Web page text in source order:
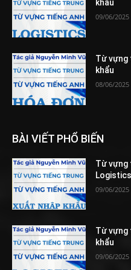
khẩu
09/06/2025
Từ vựng
khẩu
08/06/2025
BÀI VIẾT PHỔ BIẾN
Từ vựng
Logistics
09/06/2025
Từ vựng
khẩu
09/06/2025